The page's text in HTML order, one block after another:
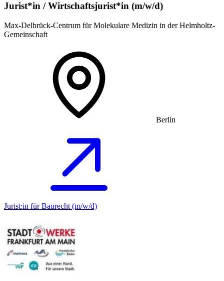
Jurist*in / Wirtschafts­jurist*in (m/w/d)
Max-Delbrück-Centrum für Molekulare Medizin in der Helmholtz-
Gemeinschaft
Berlin
Jurist:in für Baurecht (m/w/d)